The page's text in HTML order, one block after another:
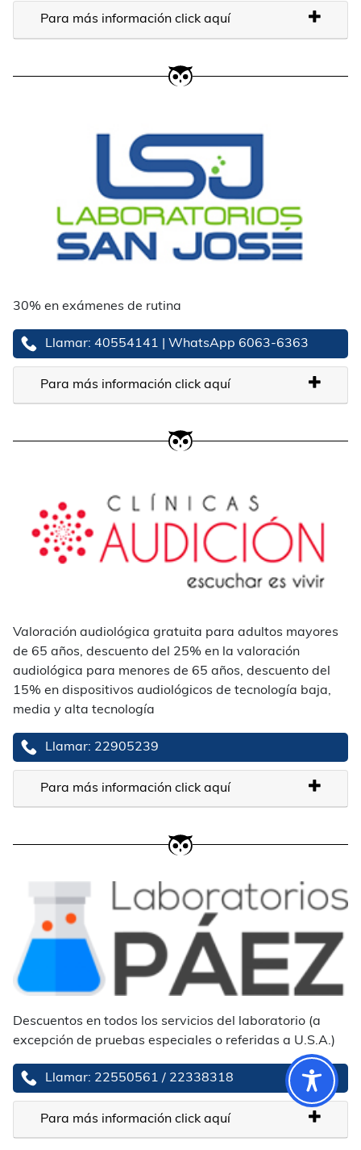
Para más información click aquí
30% en exámenes de rutina
Llamar: 40554141 | WhatsApp 6063-6363
Para más información click aquí
Valoración audiológica gratuita para adultos mayores
de 65 años, descuento del 25% en la valoración
audiológica para menores de 65 años, descuento del
15% en dispositivos audiológicos de tecnología baja,
media y alta tecnología
Llamar: 22905239
Para más información click aquí
Descuentos en todos los servicios del laboratorio (a
excepción de pruebas especiales o referidas a U.S.A.)
Llamar: 22550561 / 22338318
Para más información click aquí